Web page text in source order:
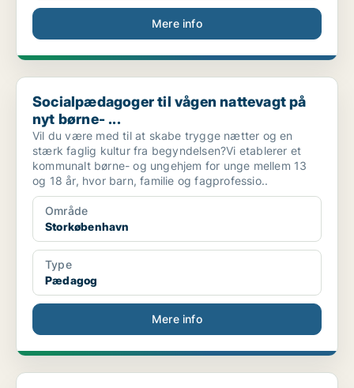
Mere info
Socialpædagoger til vågen nattevagt på nyt børne- ...
Socialpædagoger til vågen nattevagt på
nyt børne- ...
Vil du være med til at skabe trygge nætter og en
stærk faglig kultur fra begyndelsen?Vi etablerer et
kommunalt børne- og ungehjem for unge mellem 13
og 18 år, hvor barn, familie og fagprofessio..
Område
Storkøbenhavn
Type
Pædagog
Mere info
Erfaren pædagog eller erfaren pædagogmedhjælper ti...